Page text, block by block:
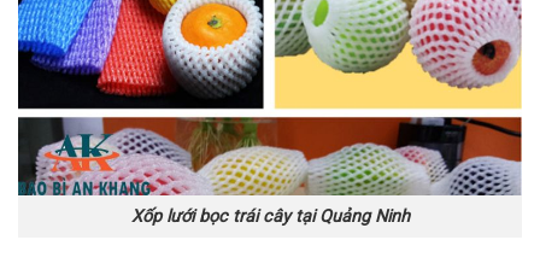
Xốp lưới bọc trái cây tại Quảng Ninh